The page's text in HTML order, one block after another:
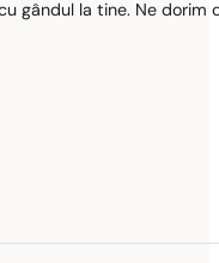
gândul la tine. Ne